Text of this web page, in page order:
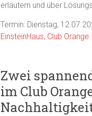
erläutern und über
Termin: Dienstag,
EinsteinHaus, Club Orange
Zwei
im Club